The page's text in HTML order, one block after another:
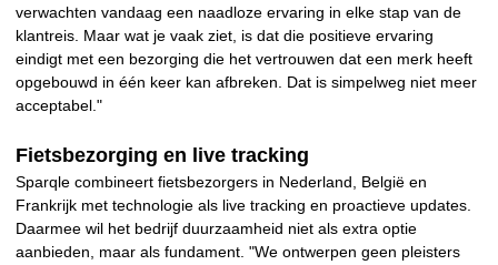
verwachten vandaag een naadloze ervaring in elke stap van de
klantreis. Maar wat je vaak ziet, is dat die positieve ervaring
eindigt met een bezorging die het vertrouwen dat een merk heeft
opgebouwd in één keer kan afbreken. Dat is simpelweg niet meer
acceptabel."
Fietsbezorging en live tracking
Sparqle combineert fietsbezorgers in Nederland, België en
Frankrijk met technologie als live tracking en proactieve updates.
Daarmee wil het bedrijf duurzaamheid niet als extra optie
aanbieden, maar als fundament. "We ontwerpen geen pleisters